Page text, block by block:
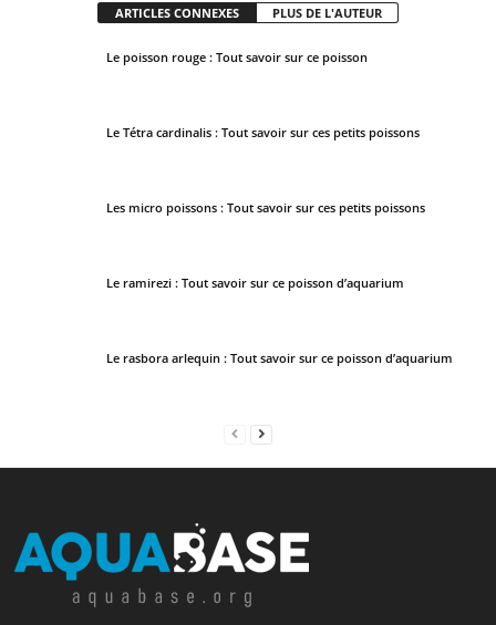
ARTICLES CONNEXES PLUS DE L'AUTEUR
Le poisson rouge : Tout savoir sur ce poisson
Le Tétra cardinalis : Tout savoir sur ces petits poissons
Les micro poissons : Tout savoir sur ces petits poissons
Le ramirezi : Tout savoir sur ce poisson d’aquarium
Le rasbora arlequin : Tout savoir sur ce poisson d’aquarium